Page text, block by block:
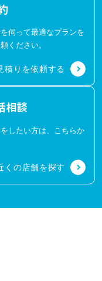
伺って最適なプランを
ください。
積りを依頼する
相談
したい方は、こちらか
くの店舗を探す